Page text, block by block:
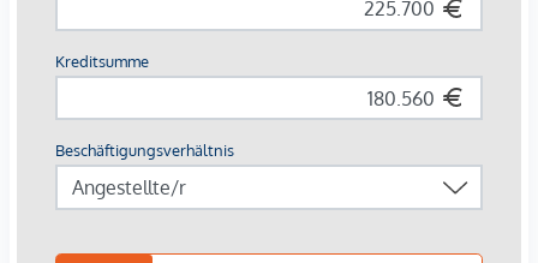
Ausstattung & Highlights
Die Wohnungen überzeugen durch hochwertige Ausstattung
und nachhaltige Technik: